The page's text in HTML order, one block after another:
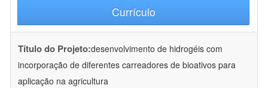
Currículo
Título do Projeto:desenvolvimento de hidrogéis com
incorporação de diferentes carreadores de bioativos para
aplicação na agricultura